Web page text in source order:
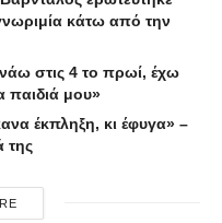
κάτω από την
στις 4 το πρωί, έχω
παιδιά μου»
έκπληξη, κι έφυγα» –
της